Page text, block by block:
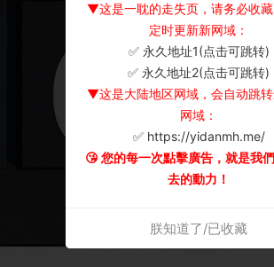
▼这是一耽的走失页，请务必收
定时更新新网域：
✅ 永久地址1(点击可跳转)
✅ 永久地址2(点击可跳转)
▼这是大陆地区网域，会自动跳
网域：
✅ https://yidanmh.me/
😘 您的每一次點擊廣告，就是我
去的動力！
朕知道了/已收藏